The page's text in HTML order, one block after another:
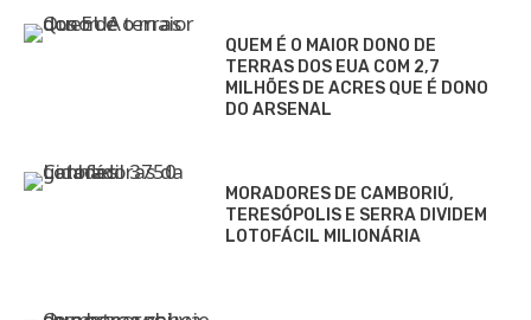
QUEM É O MAIOR DONO DE
TERRAS DOS EUA COM 2,7
MILHÕES DE ACRES QUE É DONO
DO ARSENAL
MORADORES DE CAMBORIÚ,
TERESÓPOLIS E SERRA DIVIDEM
LOTOFÁCIL MILIONÁRIA